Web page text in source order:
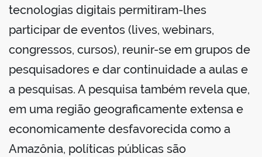
tecnologias digitais permitiram-lhes
participar de eventos (lives, webinars,
congressos, cursos), reunir-se em grupos de
pesquisadores e dar continuidade a aulas e
a pesquisas. A pesquisa também revela que,
em uma região geograficamente extensa e
economicamente desfavorecida como a
Amazônia, políticas públicas são